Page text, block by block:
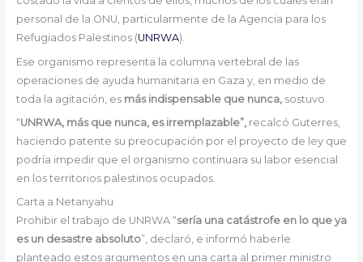
personal de la ONU, particularmente de la Agencia para los
Refugiados Palestinos (UNRWA).
Ese organismo representa la columna vertebral de las
operaciones de ayuda humanitaria en Gaza y, en medio de
toda la agitación, es más indispensable que nunca, sostuvo.
“UNRWA, más que nunca, es irremplazable”, recalcó Guterres,
haciendo patente su preocupación por el proyecto de ley que
podría impedir que el organismo continuara su labor esencial
en los territorios palestinos ocupados.
Carta a Netanyahu
Prohibir el trabajo de UNRWA “sería una catástrofe en lo que ya
es un desastre absoluto”, declaró, e informó haberle
planteado estos argumentos en una carta al primer ministro